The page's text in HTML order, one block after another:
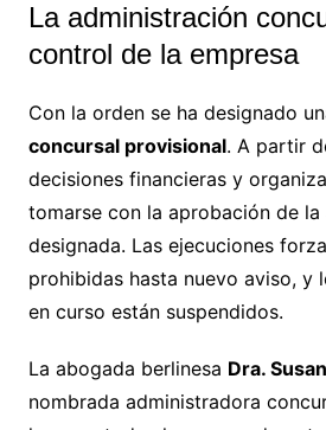
La administración
control de la empresa
Con la orden se ha designado
concursal provisional. A partir
decisiones financieras y
tomarse con la aprobación de
designada. Las ejecuciones
prohibidas hasta nuevo aviso, y
en curso están suspendidos.
La abogada berlinesa Dra.
nombrada administradora